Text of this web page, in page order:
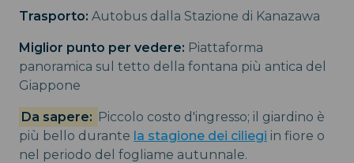
Trasporto: Autobus dalla Stazione di Kanazawa
Miglior punto per vedere: Piattaforma
panoramica sul tetto della fontana più antica del
Giappone
Da sapere: Piccolo costo d'ingresso; il giardino è
più bello durante la stagione dei ciliegi in fiore o
nel periodo del fogliame autunnale.